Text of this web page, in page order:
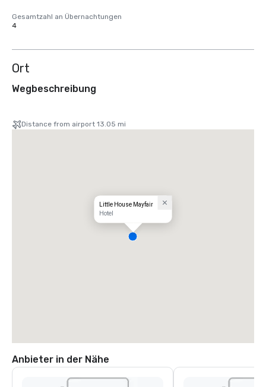
Gesamtzahl an Übernachtungen
4
Ort
Wegbeschreibung
Distance from airport 13.05 mi
Little House Mayfair
Hotel
Anbieter in der Nähe